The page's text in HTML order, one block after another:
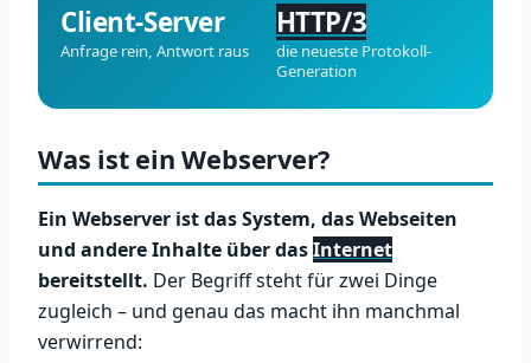
Client-Server
Anfrage rein, Antwort raus
HTTP/3
die neueste Protokoll-
Generation
Was ist ein Webserver?
Ein Webserver ist das System, das Webseiten
und andere Inhalte über dasInternet
bereitstellt. Der Begriff steht für zwei Dinge
zugleich – und genau das macht ihn manchmal
verwirrend: